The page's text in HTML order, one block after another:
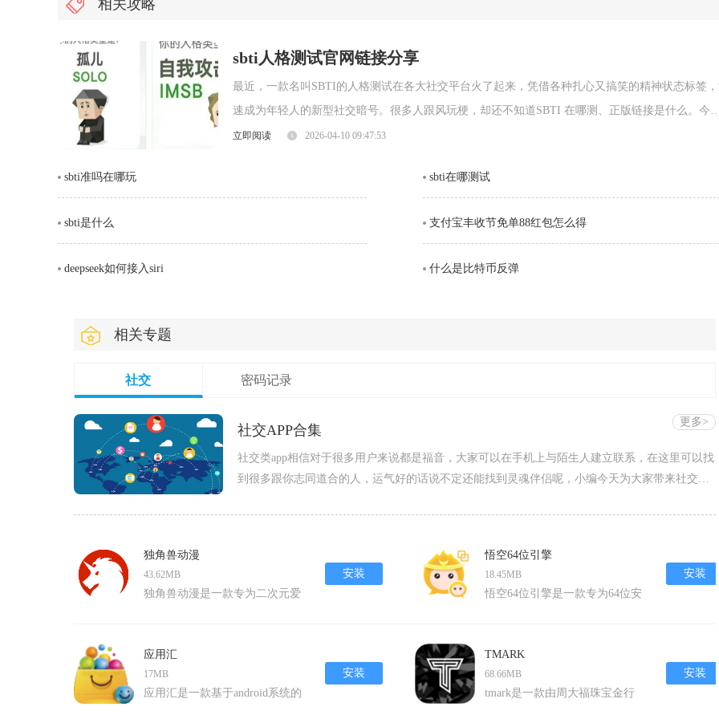
相关攻略
sbti人格测试官网链接分享
最近，一款名叫SBTI的人格测试在各大社交平台火了起来，凭借各种扎心又搞笑的精神状态标签
速成为年轻人的新型社交暗号。很多人跟风玩梗，却还不知道SBTI 在哪测、正版链接是什么。今天
就为大家整理出 SBTI 在线测试官方网址，以及完整的测试攻略，轻松一键测出你的专属人格。
立即阅读 2026-04-10 09:47:53
sbti准吗在哪玩 sbti在哪测试
sbti是什么 支付宝丰收节免单88红包怎么得
deepseek如何接入siri 什么是比特币反弹
相关专题
社交 密码记录
更多>
社交APP合集
社交类app相信对于很多用户来说都是福音，大家可以在手机上与陌生人建立联系，在这里可以找
到很多跟你志同道合的人，运气好的话说不定还能找到灵魂伴侣呢，小编今天为大家带来社交
独角兽动漫
43.62MB
独角兽动漫是一款专为二次元爱
资源，让用户能够随时随地观看
自己喜爱的动漫作品，还融合了
创作与社交功能，让用户能够轻
安装
悟空64位引擎
18.45MB
悟空64位引擎是一款专为64位安
拟定位功能，为用户带来了全新
的使用体验。通过悟空64位引
擎，用户可以轻松实现应用的多
安装
应用汇
17MB
应用汇是一款基于android系统的
安装
TMARK
68.66MB
tmark是一款由周大福珠宝金行
安装